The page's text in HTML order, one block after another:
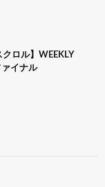
ロル】WEEKLY
ァイナル